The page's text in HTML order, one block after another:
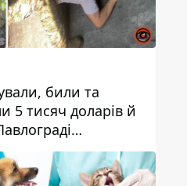
били та
5 тисяч доларів й
двох чоловіків